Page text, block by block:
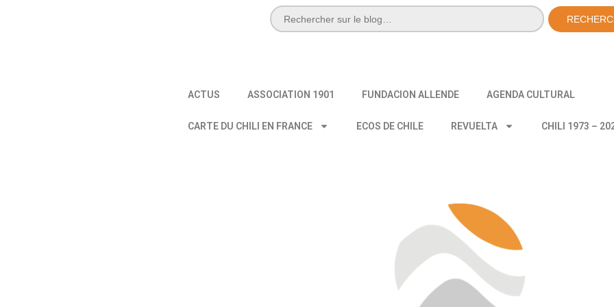
ACTUS ASSOCIATION 1901 FUNDACION ALLENDE AGENDA CULTURAL
CARTE DU CHILI EN FRANCE ECOS DE CHILE REVUELTA CHILI 1973 –